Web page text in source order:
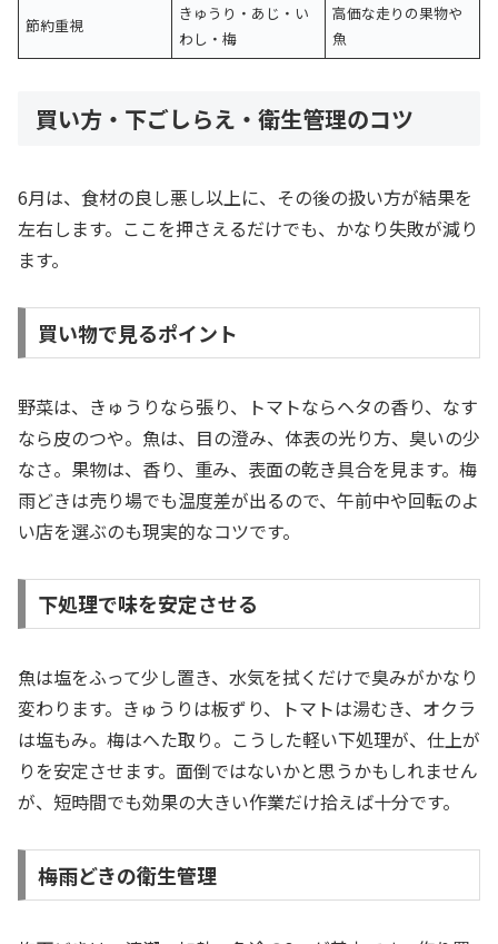
節約重視
きゅうり・あじ・い
わし・梅
高価な走りの果物や
魚
買い方・下ごしらえ・衛生管理のコツ
6月は、食材の良し悪し以上に、その後の扱い方が結果を
左右します。ここを押さえるだけでも、かなり失敗が減り
ます。
買い物で見るポイント
野菜は、きゅうりなら張り、トマトならヘタの香り、なす
なら皮のつや。魚は、目の澄み、体表の光り方、臭いの少
なさ。果物は、香り、重み、表面の乾き具合を見ます。梅
雨どきは売り場でも温度差が出るので、午前中や回転のよ
い店を選ぶのも現実的なコツです。
下処理で味を安定させる
魚は塩をふって少し置き、水気を拭くだけで臭みがかなり
変わります。きゅうりは板ずり、トマトは湯むき、オクラ
は塩もみ。梅はへた取り。こうした軽い下処理が、仕上が
りを安定させます。面倒ではないかと思うかもしれません
が、短時間でも効果の大きい作業だけ拾えば十分です。
梅雨どきの衛生管理